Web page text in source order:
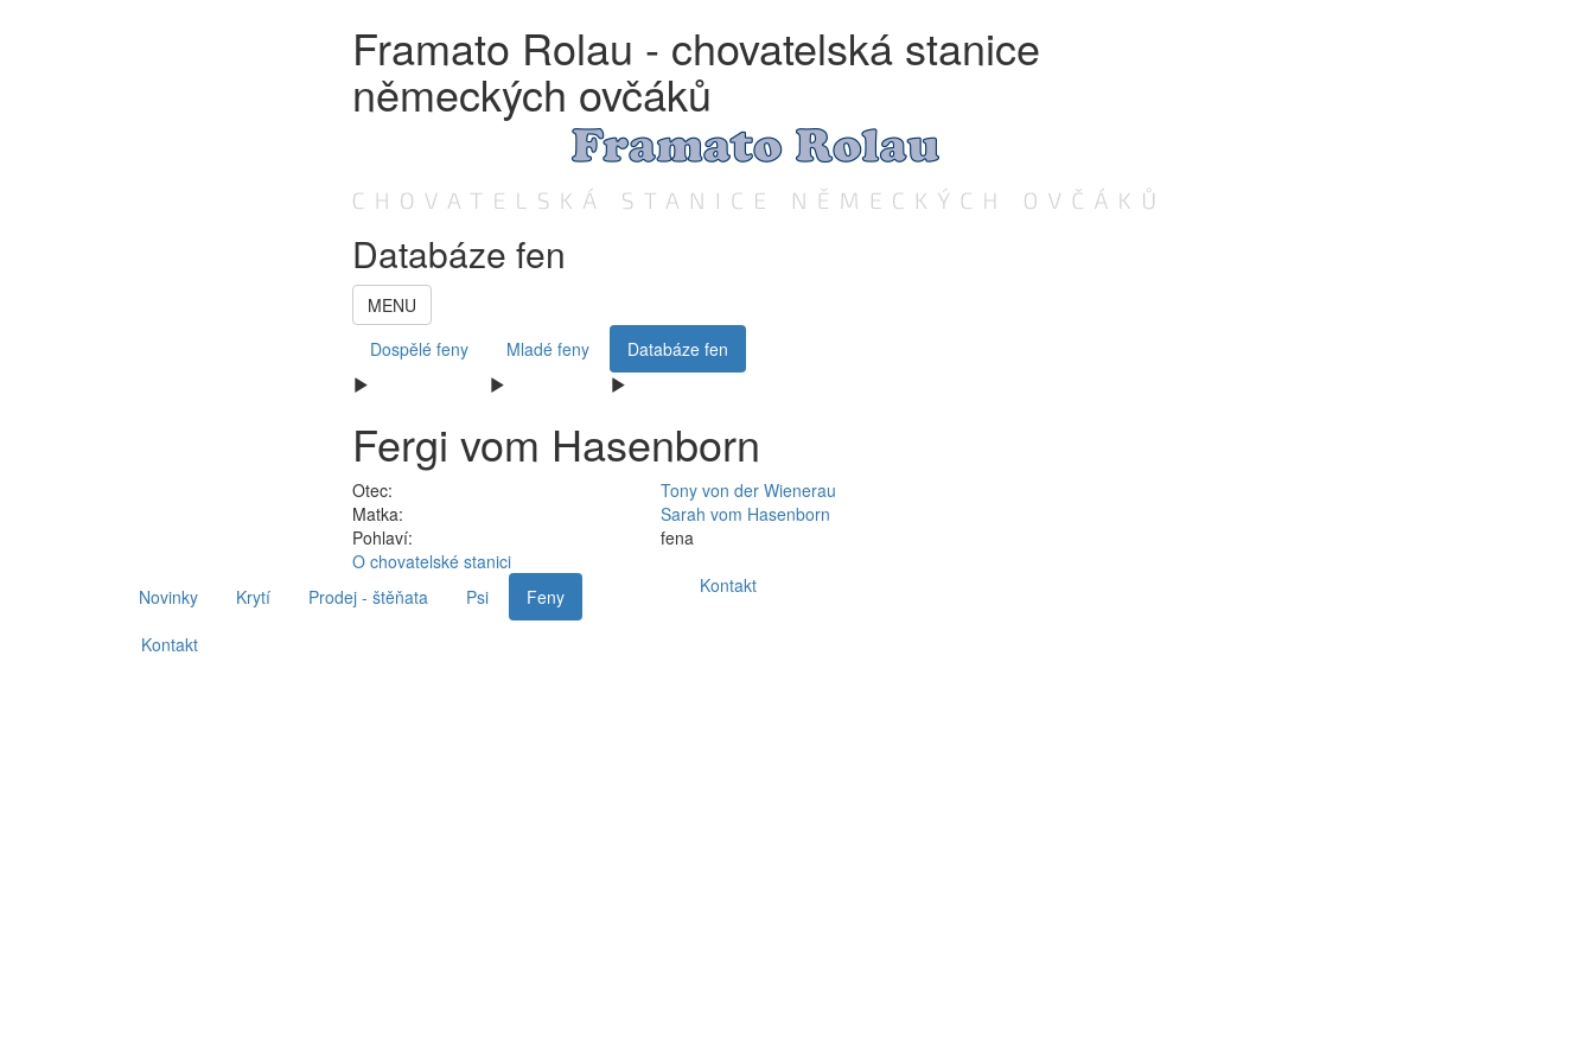
Framato Rolau - chovatelská stanice
německých ovčáků
Databáze fen
MENU
Dospělé feny
Mladé feny Databáze fen
Fergi vom Hasenborn
Otec: Tony von der Wienerau
Matka:
Sarah vom Hasenborn
Pohlaví:
fena
O chovatelské stanici
Novinky
Krytí Prodej - štěňata Psi
Feny
Kontakt
Kontakt